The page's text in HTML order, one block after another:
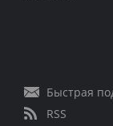
Быстрая
RSS